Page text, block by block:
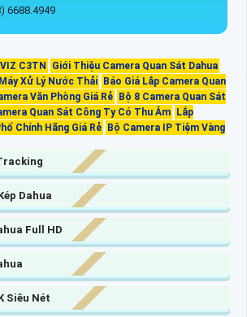
6688.4949
C3TN
Giới Thiệu Camera Quan Sát Dahua
Xử Lý Nước Thải Báo Giá Lắp Camera Quan
Văn Phòng Giá Rẻ Bộ 8 Camera Quan Sát
Quan Sát Công Ty Có Thu Âm Lắp
Chính Hãng Giá Rẻ Bộ Camera IP Tiệm Vàng
Dahua
Full HD
Siêu Nét